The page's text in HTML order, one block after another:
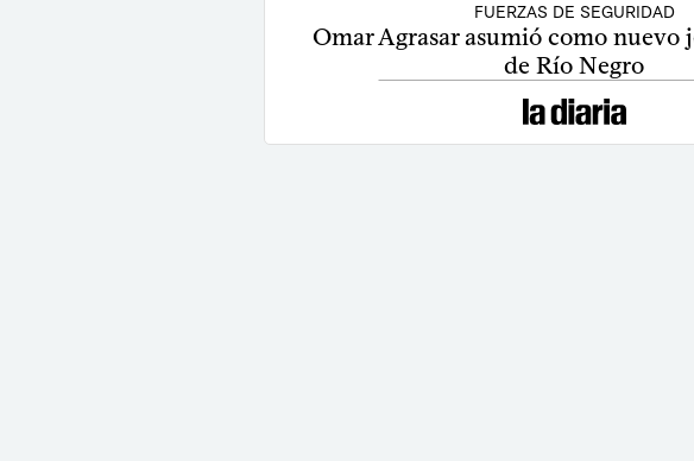
FUERZAS DE SEGURIDAD
Omar Agrasar asumió como nuevo
de Río Negro